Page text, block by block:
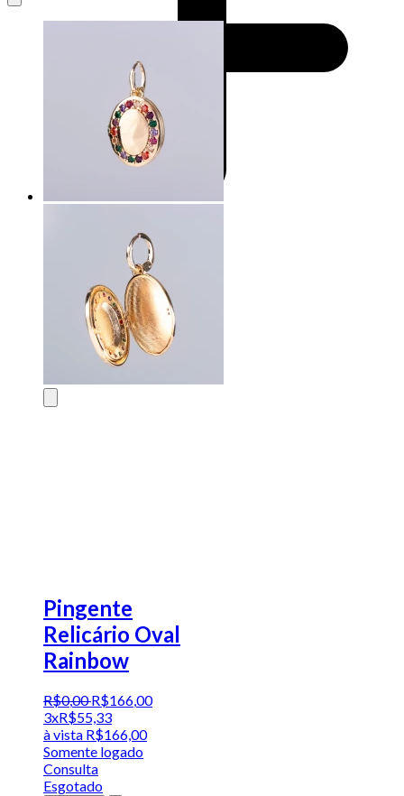
Pingente
Relicário Oval
Rainbow
R$0,00 R$166,00
3xR$55,33
à vista R$166,00
Somente logado
Consulta
Esgotado